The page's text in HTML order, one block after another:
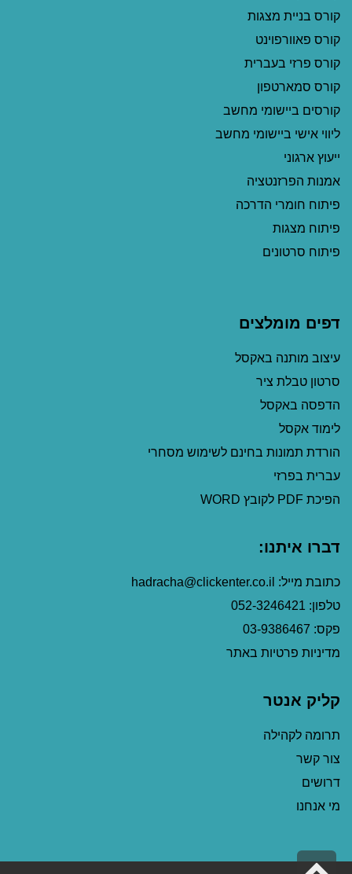
קורס בניית מצגות
קורס פאוורפוינט
קורס פרזי בעברית
קורס סמארטפון
קורסים ביישומי מחשב
ליווי אישי ביישומי מחשב
ייעוץ ארגוני
אמנות הפרזנטציה
פיתוח חומרי הדרכה
פיתוח מצגות
פיתוח סרטונים
דפים מומלצים
עיצוב מותנה באקסל
סרטון טבלת ציר
הדפסה באקסל
לימוד אקסל
הורדת תמונות בחינם לשימוש מסחרי
עברית בפרזי
הפיכת PDF לקובץ WORD
דברו איתנו:
כתובת מייל: hadracha@clickenter.co.il
טלפון: 052-3246421
פקס: 03-9386467
מדיניות פרטיות באתר
קליק אנטר
תרומה לקהילה
צור קשר
דרושים
מי אנחנו